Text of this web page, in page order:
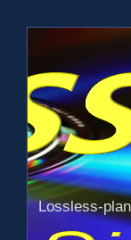
Lossless-